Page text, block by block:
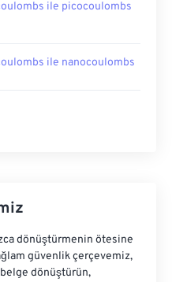
ile picocoulombs
ile nanocoulombs
dönüştürmenin ötesine
güvenlik çerçevemiz,
dönüştürün,